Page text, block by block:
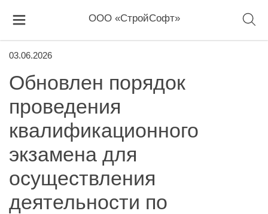
ООО «СтройСофт»
03.06.2026
Обновлен порядок
проведения
квалификационного
экзамена для
осуществления
деятельности по